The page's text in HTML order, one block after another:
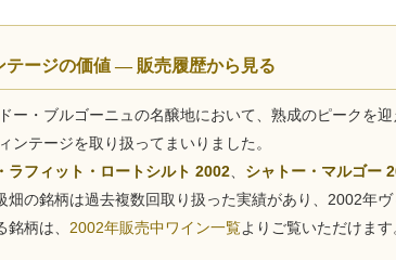
テージの価値 — 販売履歴から見る
ー・ブルゴーニュの名醸地において、熟成のピークを
ンテージを取り扱ってまいりました。
ラフィット・ロートシルト 2002 シャトー・マルゴー
畑の銘柄は過去複数回取り扱った実績があり、2002年
柄は、 2002年販売中ワイン一覧よりご覧いただけます